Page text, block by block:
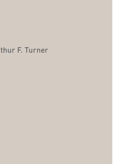
F. Turner